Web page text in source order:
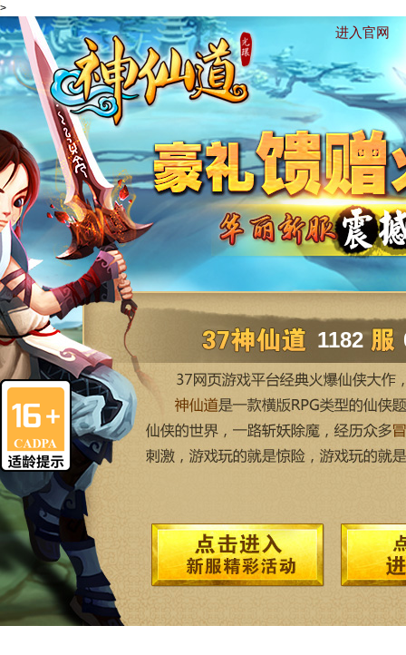
>
进入官网
1182